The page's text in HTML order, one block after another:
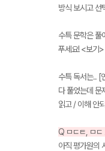
방식 보시고 선
수특 문학은 풀
푸세요! <보기
수특 독서는.. [
다 풀었는데 문
읽고 / 이해 안
Q ㅁㄷㅌ, ㅁㄷ
아직 평가원의